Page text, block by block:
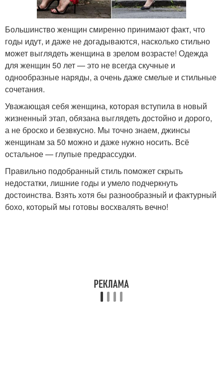
Большинство женщин смиренно принимают факт, что
годы идут, и даже не догадываются, насколько стильно
может выглядеть женщина в зрелом возрасте! Одежда
для женщин 50 лет — это не всегда скучные и
однообразные наряды, а очень даже смелые и стильные
сочетания.
Уважающая себя женщина, которая вступила в новый
жизненный этап, обязана выглядеть достойно и дорого,
а не броско и безвкусно. Мы точно знаем, джинсы
женщинам за 50 можно и даже нужно носить. Всё
остальное — глупые предрассудки.
Правильно подобранный стиль поможет скрыть
недостатки, лишние годы и умело подчеркнуть
достоинства. Взять хотя бы разнообразный и фактурный
бохо, который мы готовы восхвалять вечно!